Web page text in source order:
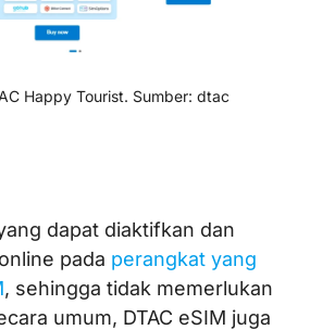
Happy Tourist. Sumber: dtac
dapat diaktifkan dan
pada perangkat yang
, sehingga tidak memerlukan
umum, DTAC eSIM juga